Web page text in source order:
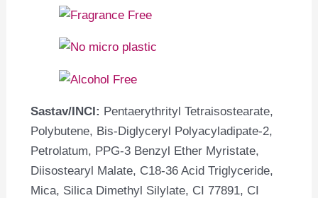
Sastav/INCI: Pentaerythrityl Tetraisostearate,
Polybutene, Bis-Diglyceryl Polyacyladipate-2,
Petrolatum, PPG-3 Benzyl Ether Myristate,
Diisostearyl Malate, C18-36 Acid Triglyceride,
Mica, Silica Dimethyl Silylate, CI 77891, CI